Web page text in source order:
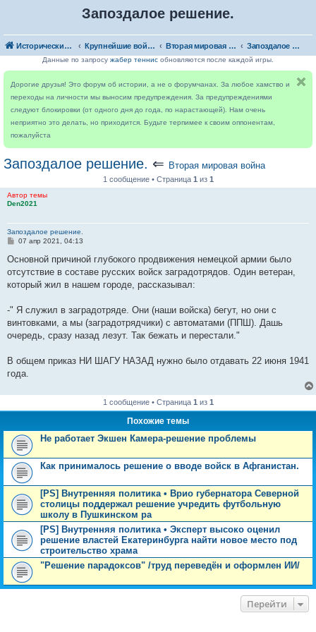
Запоздалое решение.
Исторический форум Крупнейшие войны Вторая мировая война Запоздалое решение.
Данные по запросу жабер теннис обновляются после каждой игры.
Дорогие друзья! Это форум об истории, а не о форумчанах. За любое хамство и
переходы на личности мы выносим предупреждения. За предупреждениями
следуют блокировки (от одного дня до года, по нарастающей). Нам очень
неприятно это делать, но приходится. Будьте терпимее к своим оппонентам,
пожалуйста
Запоздалое решение. ⇐ Вторая мировая война
1 сообщение • Страница 1 из 1
Автор темы
Den2021
Запоздалое решение.
С
о
щ
е
е
07 апр 2021, 04:13
Основной причиной глубокого продвижения немецкой армии было
отсутствие в составе русских войск заградотрядов. Один ветеран,
который жил в нашем городе, рассказывал:
-" Я служил в заградотряде. Они (наши войска) бегут, но они с
винтовками, а мы (заградотрядчики) с автоматами (ППШ). Дашь
очередь, сразу назад лезут. Так бежать и перестали."
В общем приказ НИ ШАГУ НАЗАД нужно было отдавать 22 июня 1941
года.
1 сообщение • Страница 1 из 1
Похожие темы
Не работает Экшен Камера-решение проблемы
Как принималось решение о вводе войск в Афганистан.
[PS] Внутренняя политика • Врио губернатора Северной
столицы поддержал решение учредить футбольную
школу в Пушкинском ра
[PS] Внутренняя политика • Эксперт высоко оценил
решение властей Екатеринбурга найти новое место под
строительство храма
"Решение парадоксов" /труд переведён и оформлен ИИ/
Перейти